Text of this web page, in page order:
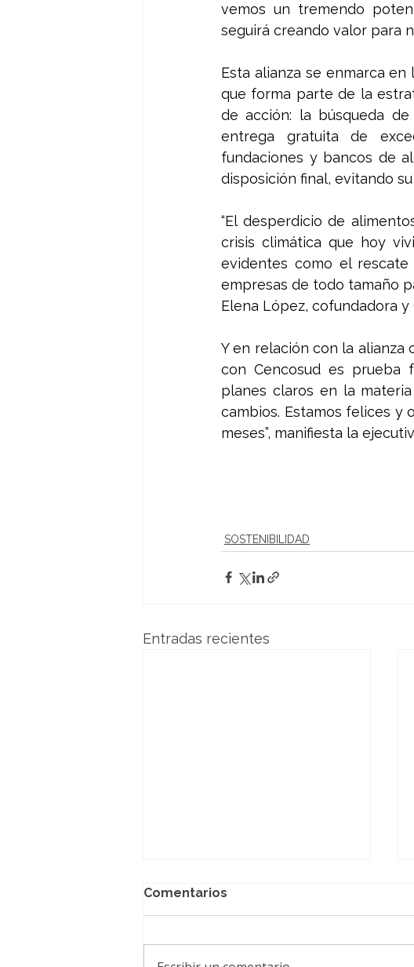
vemos un tremendo
seguirá creando valor para
Esta alianza se enmarca
que forma parte de la
de acción: la búsqueda
entrega gratuita de
fundaciones y bancos de
disposición final, evitando
“El desperdicio de
crisis climática que hoy
evidentes como el
empresas de todo tamaño
Elena López, cofundadora y
Y en relación con la alianza
con Cencosud es prueba
planes claros en la
cambios. Estamos felices y
meses”, manifiesta la
SOSTENIBILIDAD
Entradas recientes
Comentarios